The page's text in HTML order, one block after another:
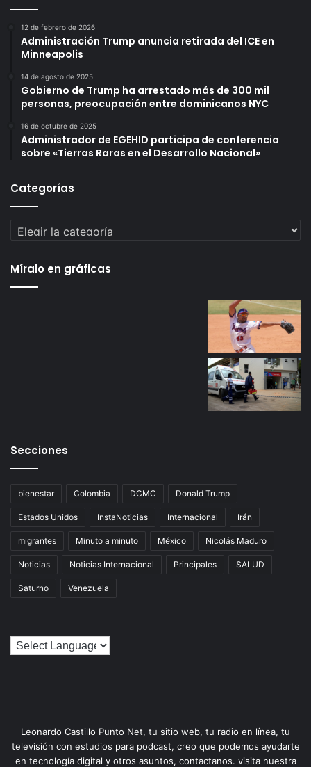
12 de febrero de 2026
Administración Trump anuncia retirada del ICE en
Minneapolis
14 de agosto de 2025
Gobierno de Trump ha arrestado más de 300 mil
personas, preocupación entre dominicanos NYC
16 de octubre de 2025
Administrador de EGEHID participa de conferencia
sobre «Tierras Raras en el Desarrollo Nacional»
Categorías
Categorías
Míralo en gráficas
Secciones
bienestar Colombia DCMC Donald Trump
Estados Unidos InstaNoticias Internacional Irán
migrantes Minuto a minuto México Nicolás Maduro
Noticias Noticias Internacional Principales SALUD
Saturno Venezuela
Leonardo Castillo Punto Net, tu sitio web, tu radio en línea, tu
televisión con estudios para podcast, creo que podemos ayudarte
en tecnología digital y otros asuntos, contactanos. visita nuestra